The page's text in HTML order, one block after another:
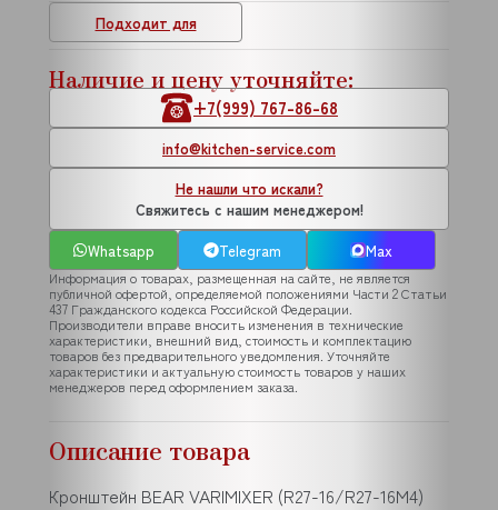
Подходит для
Наличие и цену уточняйте:
+7(999) 767-86-68
info@kitchen-service.com
Не нашли что искали?
Свяжитесь с нашим менеджером!
Whatsapp
Telegram Max
Информация о товарах, размещенная на сайте, не является
публичной офертой, определяемой положениями Части 2 Статьи
437 Гражданского кодекса Российской Федерации.
Производители вправе вносить изменения в технические
характеристики, внешний вид, стоимость и комплектацию
товаров без предварительного уведомления. Уточняйте
характеристики и актуальную стоимость товаров у наших
менеджеров перед оформлением заказа.
Описание товара
Кронштейн BEAR VARIMIXER (R27-16/R27-16M4)